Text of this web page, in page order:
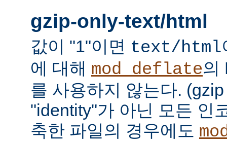
gzip-only-text/html
값이 "1"이면 text/html
에 대해 mod_deflate의
를 사용하지 않는다.
"identity"가 아닌 모든 인
축한 파일의 경우에도